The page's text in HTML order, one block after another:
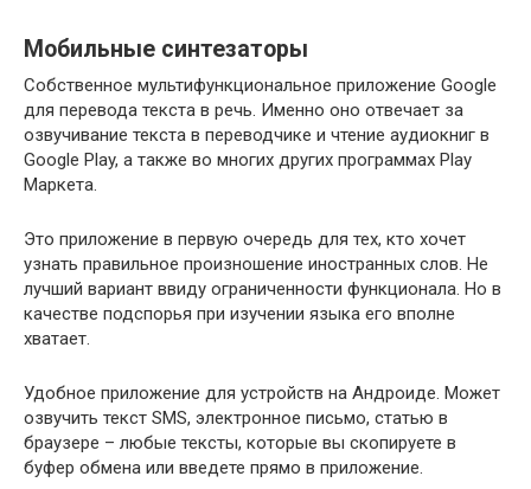
Мобильные синтезаторы
Собственное мультифункциональное приложение Google
для перевода текста в речь. Именно оно отвечает за
озвучивание текста в переводчике и чтение аудиокниг в
Google Play, а также во многих других программах Play
Маркета.
Это приложение в первую очередь для тех, кто хочет
узнать правильное произношение иностранных слов. Не
лучший вариант ввиду ограниченности функционала. Но в
качестве подспорья при изучении языка его вполне
хватает.
Удобное приложение для устройств на Андроиде. Может
озвучить текст SMS, электронное письмо, статью в
браузере – любые тексты, которые вы скопируете в
буфер обмена или введете прямо в приложение.